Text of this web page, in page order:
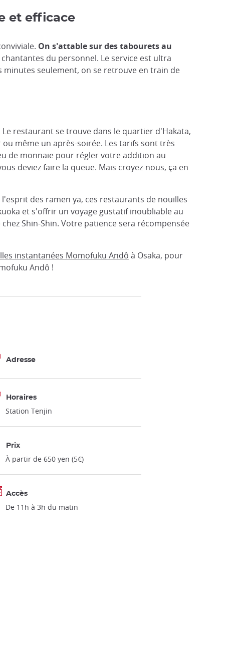
et efficace
On s'attable sur des tabourets au
du personnel. Le service est ultra
minutes seulement, on se retrouve en train de
restaurant se trouve dans le quartier d'Hakata,
même un après-soirée. Les tarifs sont très
de monnaie pour régler votre addition au
deviez faire la queue. Mais croyez-nous, ça en
des ramen ya, ces restaurants de nouilles
et s'offrir un voyage gustatif inoubliable au
Shin-Shin. Votre patience sera récompensée
instantanées Momofuku Andô à Osaka, pour
Andô !
Adresse
Horaires
Station Tenjin
Prix
À partir de 650 yen (5€)
Accès
De 11h à 3h du matin